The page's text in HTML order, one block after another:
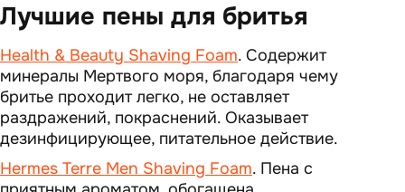
Лучшие пены для бритья
Health & Beauty Shaving Foam. Содержит
минералы Мертвого моря, благодаря чему
бритье проходит легко, не оставляет
раздражений, покраснений. Оказывает
дезинфицирующее, питательное действие.
Hermes Terre Men Shaving Foam. Пена с